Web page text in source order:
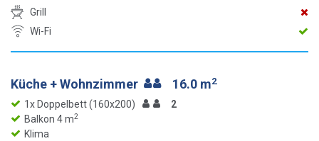
Grill
Wi-Fi
Küche + Wohnzimmer 16.0 m2
1x Doppelbett (160x200)
2
Balkon 4 m2
Klima